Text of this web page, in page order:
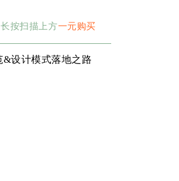
长按扫描上方一元购买